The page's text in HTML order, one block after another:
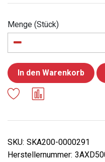
Menge (Stück)
In den Warenkorb
SKU: SKA200-0000291
Herstellernummer: